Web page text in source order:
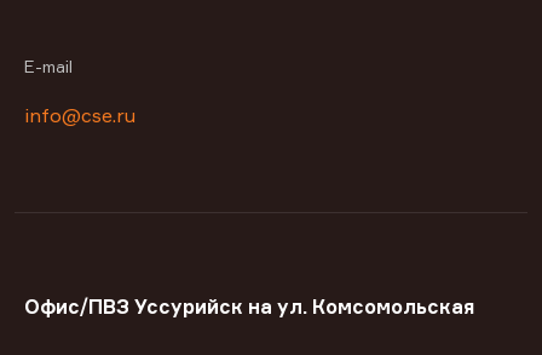
E-mail
info@cse.ru
Офис/ПВЗ Уссурийск на ул. Комсомольская